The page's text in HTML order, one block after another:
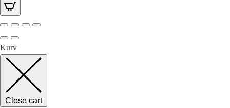
Kurv
Close cart